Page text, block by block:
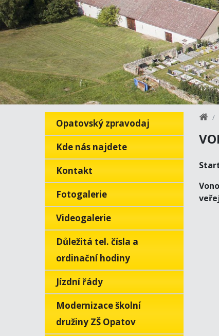
Opatovský zpravodaj
Kde nás najdete
Kontakt
Fotogalerie
Videogalerie
Důležitá tel. čísla a
ordinační hodiny
Jízdní řády
Modernizace školní
družiny ZŠ Opatov